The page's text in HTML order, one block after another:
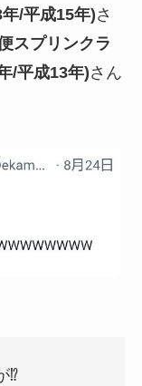
/平成15年)さ
スプリンクラ
/平成13年)さん
⁉